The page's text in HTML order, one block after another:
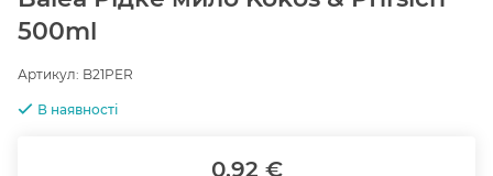
500ml
Артикул: B21PER
В наявності
0.92 €